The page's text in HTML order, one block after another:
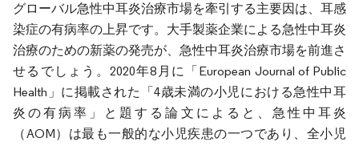
グローバル急性中耳炎治療市場を牽引する主要因は、耳感
染症の有病率の上昇です。大手製薬企業による急性中耳炎
治療のための新薬の発売が、急性中耳炎治療市場を前進さ
せるでしょう。2020年8月に「European Journal of Public
Health」に掲載された「4歳未満の小児における急性中耳
炎の有病率」と題する論文によると、急性中耳炎
（AOM）は最も一般的な小児疾患の一つであり、全小児